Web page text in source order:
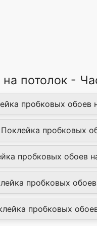
потолок -
пробковых обоев
пробковых
пробковых обоев
пробковых
пробковых